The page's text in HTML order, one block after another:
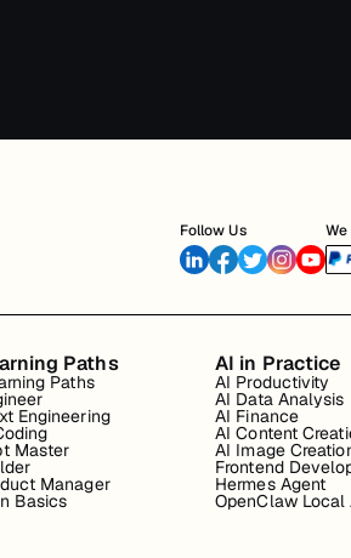
Follow Us
Paths
Paths
Engineering
Master
Manager
Basics
AI in Practice
AI Productivity
AI Data Analysis
AI Finance
AI Content
AI Image
Frontend
Hermes Agent
OpenClaw Local